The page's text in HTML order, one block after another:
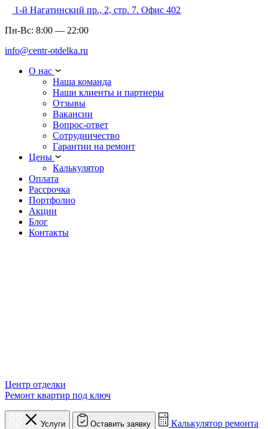
1-й Нагатинский пр., 2, стр. 7. Офис 402
Пн-Вс: 8:00 — 22:00
info@centr-otdelka.ru
О нас
Наша команда
Наши клиенты и партнеры
Отзывы
Вакансии
Вопрос-ответ
Сотрудничество
Гарантии на ремонт
Цены
Калькулятор
Оплата
Рассрочка
Портфолио
Акции
Блог
Контакты
Центр отделки
Ремонт квартир под ключ
Услуги Оставить заявку
Калькулятор ремонта